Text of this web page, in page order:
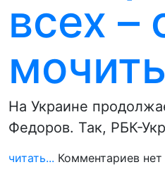
всех –
мочить
На Украине
Федоров. Так, РБК-
читать... Комментариев нет